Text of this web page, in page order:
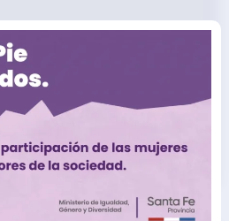
Fe
|